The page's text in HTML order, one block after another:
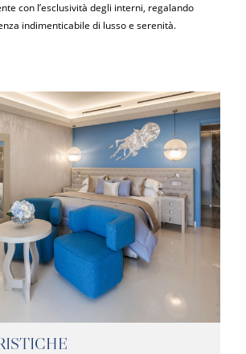
con l’esclusività degli interni, regalando
indimenticabile di lusso e serenità.